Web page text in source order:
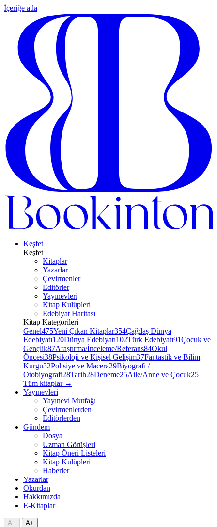
İçeriğe atla
Keşfet
Keşfet
Kitaplar
Yazarlar
Çevirmenler
Editörler
Yayınevleri
Kitap Kulüpleri
Edebiyat Haritası
Kitap Kategorileri
Genel475Yeni Çıkan Kitaplar354Çağdaş Dünya
Edebiyatı120Dünya Edebiyatı102Türk Edebiyatı91Çocuk ve
Gençlik87Araştırma/İnceleme/Referans84Okul
Öncesi38Psikoloji ve Kişisel Gelişim37Fantastik ve Bilim
Kurgu32Polisiye ve Macera29Biyografi /
Otobiyografi28Tarih28Deneme25Aile/Anne ve Çocuk25
Tüm kitaplar →
Yayınevleri
Yayınevi Mutfağı
Çevirmenlerden
Editörlerden
Gündem
Dosya
Uzman Görüşleri
Kitap Öneri Listeleri
Kitap Kulüpleri
Haberler
Yazarlar
Okurdan
Hakkımızda
E-Kitaplar
A− A+